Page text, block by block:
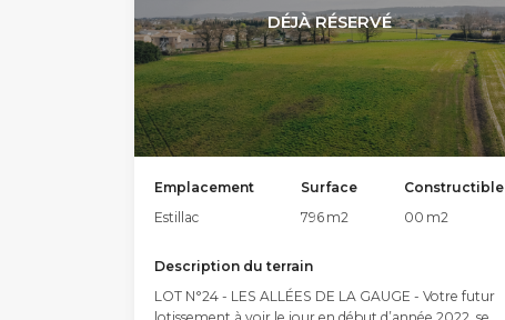
DÉJÀ RÉSERVÉ
Emplacement
Estillac
Surface
796 m2
Constructible
00 m2
Description du terrain
LOT N°24 - LES ALLÉES DE LA GAUGE - Votre futur